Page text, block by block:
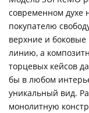
современном духе
покупателю
верхние и
линию, а
торцевых кейсов
бы в любом
уникальный вид.
монолитную